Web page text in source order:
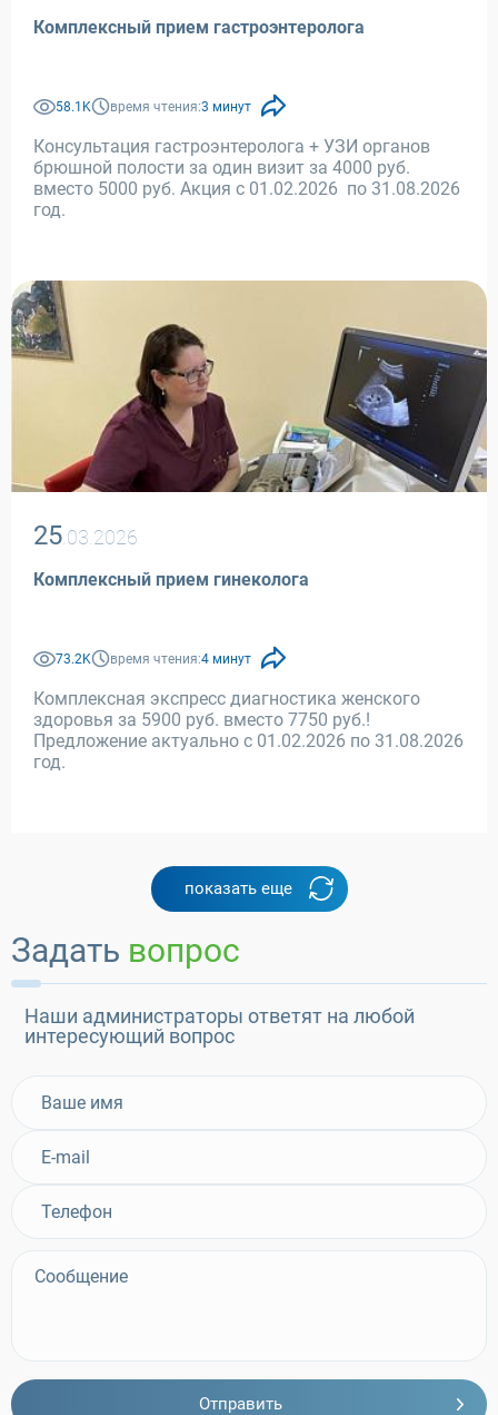
Комплексный прием гастроэнтеролога
58.1K время чтения:3 минут
Консультация гастроэнтеролога + УЗИ органов
брюшной полости за один визит за 4000 руб.
вместо 5000 руб. Акция с 01.02.2026 по 31.08.2026
год.
25 .03.2026
Комплексный прием гинеколога
73.2K время чтения:4 минут
Комплексная экспресс диагностика женского
здоровья за 5900 руб. вместо 7750 руб.!
Предложение актуально с 01.02.2026 по 31.08.2026
год.
показать еще
Задать вопрос
Наши администраторы ответят на любой
интересующий вопрос
Отправить